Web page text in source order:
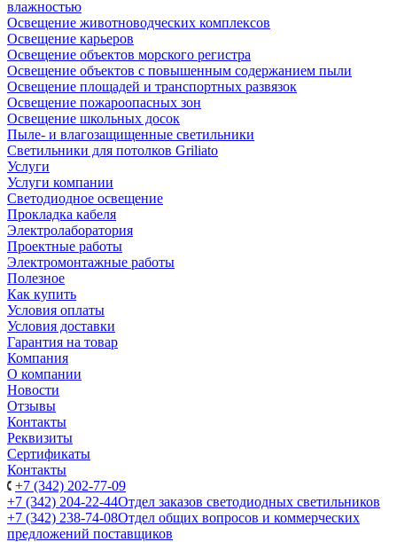
влажностью
Освещение животноводческих комплексов
Освещение карьеров
Освещение объектов морского регистра
Освещение объектов с повышенным содержанием пыли
Освещение площадей и транспортных развязок
Освещение пожароопасных зон
Освещение школьных досок
Пыле- и влагозащищенные светильники
Светильники для потолков Griliato
Услуги
Услуги компании
Светодиодное освещение
Прокладка кабеля
Электролаборатория
Проектные работы
Электромонтажные работы
Полезное
Как купить
Условия оплаты
Условия доставки
Гарантия на товар
Компания
О компании
Новости
Отзывы
Контакты
Реквизиты
Сертификаты
Контакты
+7 (342) 202-77-09
+7 (342) 204-22-44Отдел заказов светодиодных светильников
+7 (342) 238-74-08Отдел общих вопросов и коммерческих
предложений поставщиков